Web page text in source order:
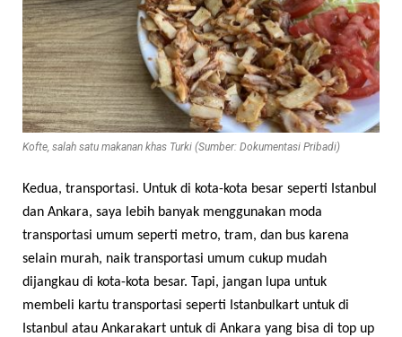
Kofte, salah satu makanan khas Turki (Sumber: Dokumentasi Pribadi)
Kedua, transportasi. Untuk di kota-kota besar seperti Istanbul
dan Ankara, saya lebih banyak menggunakan moda
transportasi umum seperti metro, tram, dan bus karena
selain murah, naik transportasi umum cukup mudah
dijangkau di kota-kota besar. Tapi, jangan lupa untuk
membeli kartu transportasi seperti Istanbulkart untuk di
Istanbul atau Ankarakart untuk di Ankara yang bisa di top up